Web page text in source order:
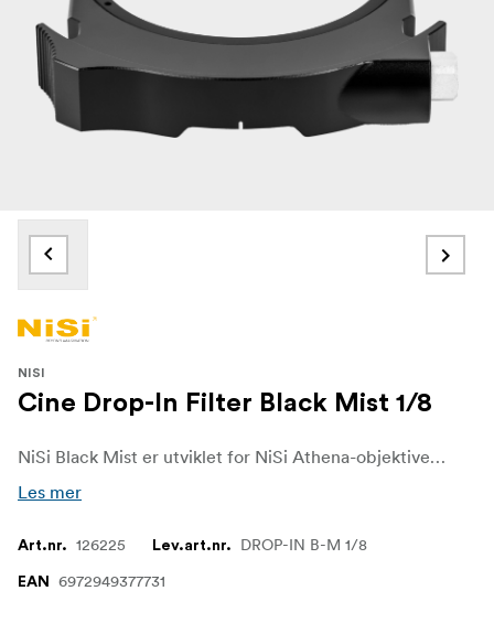
NISI
Cine Drop-In Filter Black Mist 1/8
NiSi Black Mist er utviklet for NiSi Athena-objektivene og er det ultimate verktøyet for visuell historiefortelling som setter kreativiteten din fri. Black Mist-filteret går utover det vanlige og forvandler bildene dine til fascinerende kunstverk
Les mer
Art.nr. 126225 Lev.art.nr. DROP-IN B-M 1/8
EAN 6972949377731